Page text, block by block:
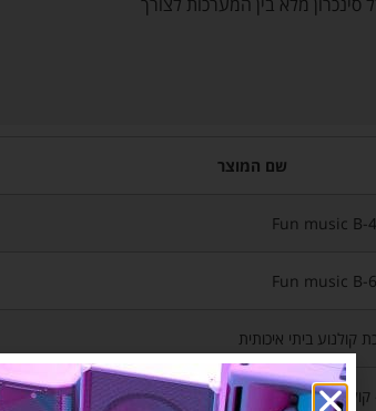
שם המוצר
ביתי איכותית
ביתי לגינה